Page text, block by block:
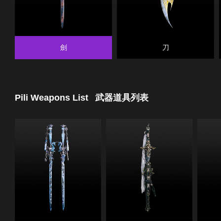
劍 刀
Pili Weapons List 武器道具列表